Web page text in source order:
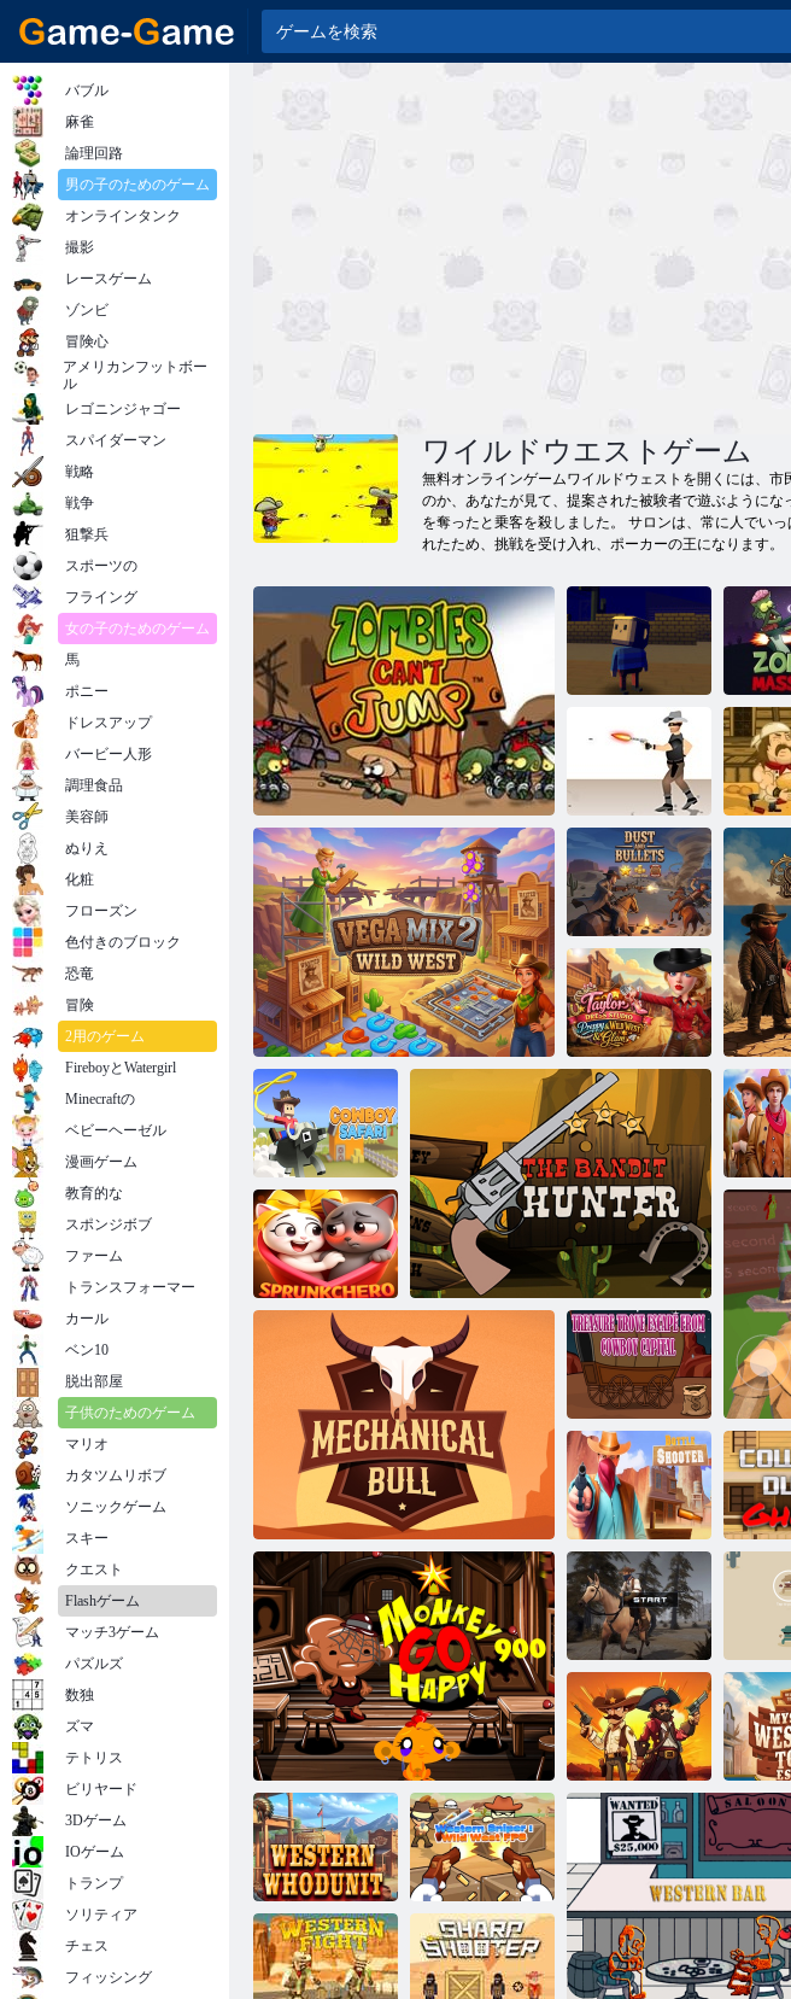
ワイルドウエストゲーム
無料オンラインゲームワイルドウェストを開くには、
のか、あなたが見て、提案された被験者で遊ぶように
を奪ったと乗客を殺しました。 サロンは、常に人でい
れたため、挑戦を受け入れ、ポーカーの王になります。
ゾンビはジャンプすることはできませ
ん
コガマウエス
トタウン
ゾン
ブラッディ武
器
マッ
ー3：
ウ
ベガ ミックス 2 ワイルド ウェスト
粉塵と銃弾
テイラー ドレ
ス スタジオ プ
レッピー ワイ
ルド ウェスト
カウボーイサ
ファリ
バンディッツ・ベイン
ワイ
スト
Sprunkchero
機械的な雄牛
カウボーイの
首都から脱出
する宝庫
ボトルシュー
ター
カウ
ュエ
モンキーゴーハッピーステージ900
ウエスト・ワ
イルド・ハン
ター
西側
ウエスタン シ
ューター: バト
ル ガン デュエ
ル
ミス
エス
ン
西部のフーダ
ニット
Western Sniper:
ワイルドウェ
スト FPS
バブル
麻雀
論理回路
男の子のためのゲーム
オンラインタンク
撮影
レースゲーム
ゾンビ
冒険心
アメリカンフットボー
ル
レゴニンジャゴー
スパイダーマン
戦略
戦争
狙撃兵
スポーツの
フライング
女の子のためのゲーム
馬
ポニー
ドレスアップ
バービー人形
調理食品
美容師
ぬりえ
化粧
フローズン
色付きのブロック
恐竜
冒険
2用のゲーム
FireboyとWatergirl
Minecraftの
ベビーヘーゼル
漫画ゲーム
教育的な
スポンジボブ
ファーム
トランスフォーマー
カール
ベン10
脱出部屋
子供のためのゲーム
マリオ
カタツムリボブ
ソニックゲーム
スキー
クエスト
Flashゲーム
マッチ3ゲーム
パズルズ
数独
ズマ
テトリス
ビリヤード
3Dゲーム
IOゲーム
トランプ
ソリティア
チェス
フィッシング